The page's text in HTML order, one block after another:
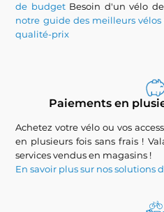
de budgetBesoin d'un vélo
notre guide des meilleurs
qualité-prix
Paiements en
Achetez votre vélo ou vos
en plusieurs fois sans frais !
services vendus en magasins !
En savoir plus sur nos solutions